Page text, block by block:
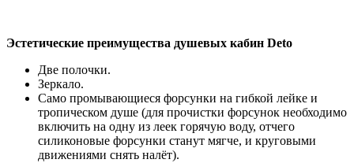
Эстетические преимущества душевых кабин Deto
Две полочки.
Зеркало.
Само промывающиеся форсунки на гибкой лейке и
тропическом душе (для прочистки форсунок необходимо
включить на одну из леек горячую воду, отчего
силиконовые форсунки станут мягче, и круговыми
движениями снять налёт).